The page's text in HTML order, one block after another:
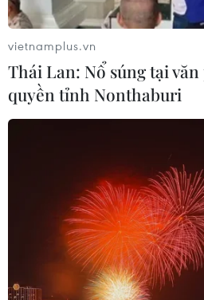
TP.HCM: Nhiều hoạt động
Xuân Ất Mùi
13/02/2015 03:13
Dịp Tết Nguyên đán Ất Mùi 2015, Thành
động vui chơi giải trí phong phú, hấp dẫn
Xuân.
vietnamplus.vn
Thái Lan: Nổ súng tại
quyền tỉnh Nonthaburi